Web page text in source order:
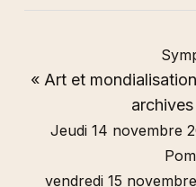
« Art et
Jeudi 14 novembre
vendredi 15